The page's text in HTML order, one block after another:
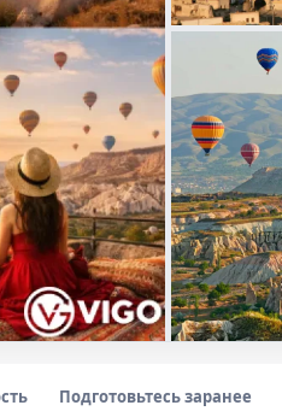
Подготовьтесь заранее